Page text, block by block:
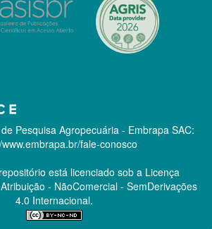
Pesquisa Agropecuária - Embrapa SAC:
fale-conosco
está licenciado sob a Licença
- NãoComercial - SemDerivações
4.0 Internacional.